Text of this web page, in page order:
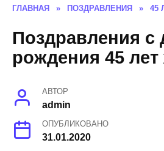
ГЛАВНАЯ » ПОЗДРАВЛЕНИЯ » 45
Поздравления с
рождения 45 лет
АВТОР
admin
ОПУБЛИКОВАНО
31.01.2020